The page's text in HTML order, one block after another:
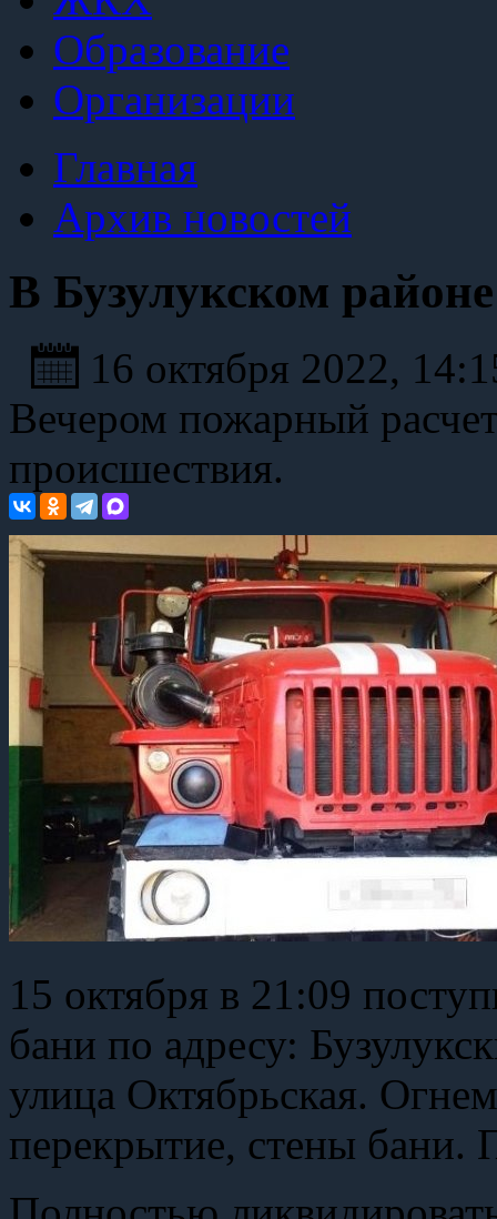
Образование
Организации
Главная
Архив новостей
В Бузулукском
16 октября 2022,
Вечером пожарный
происшествия.
15 октября в 21:09
бани по адресу:
улица Октябрьская.
перекрытие, стены бани.